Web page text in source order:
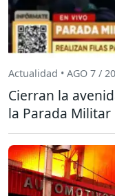
Actualidad • AGO 7 /
Cierran la
la Parada Militar